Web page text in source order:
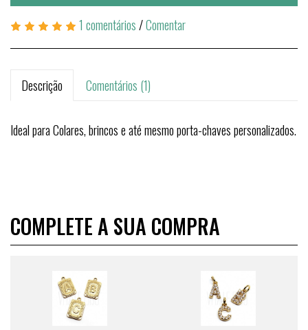
1 comentários/Comentar
Descrição Comentários (1)
Ideal para Colares, brincos e até mesmo porta-chaves personalizados.
COMPLETE A SUA COMPRA